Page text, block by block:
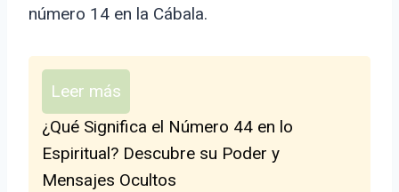
número 14 en la Cábala.
Leer más
¿Qué Significa el Número 44 en lo
Espiritual? Descubre su Poder y
Mensajes Ocultos